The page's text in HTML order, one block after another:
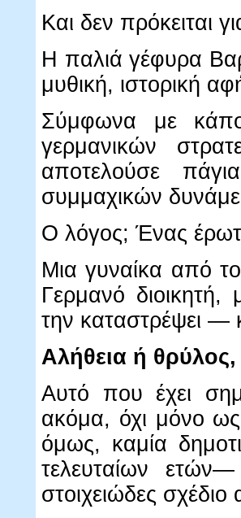
Και δεν πρόκειται
Η παλιά γέφυρα
μυθική, ιστορική
Σύμφωνα με
γερμανικών
αποτελούσε
συμμαχικών
Ο λόγος; Ένας
Μια γυναίκα από
Γερμανό
την καταστρέψει —
Αλήθεια ή
Αυτό που έχει
ακόμα, όχι μόνο
όμως, καμία
τελευταίων
στοιχειώδες